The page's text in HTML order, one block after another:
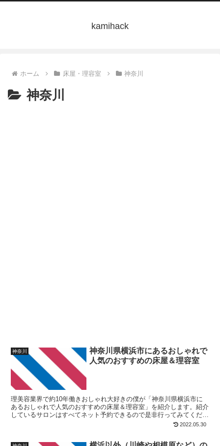
kamihack
ホーム 床屋・理容室 神奈川
神奈川
神奈川
神奈川県横浜市にあるおしゃれで
人気のおすすめの床屋＆理容室
理美容業界で約10年働きおしゃれ大好きの僕が「神奈川県横浜市に
あるおしゃれで人気のおすすめの床屋＆理容室」を紹介します。紹介
しているサロンはすべてネット予約できるので是非行ってみてくださ
2022.05.30